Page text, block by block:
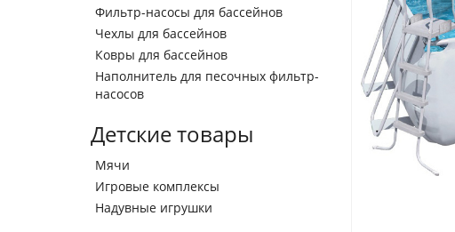
Фильтр-насосы для бассейнов
Чехлы для бассейнов
Ковры для бассейнов
Наполнитель для песочных фильтр-
насосов
Детские товары
Мячи
Игровые комплексы
Надувные игрушки